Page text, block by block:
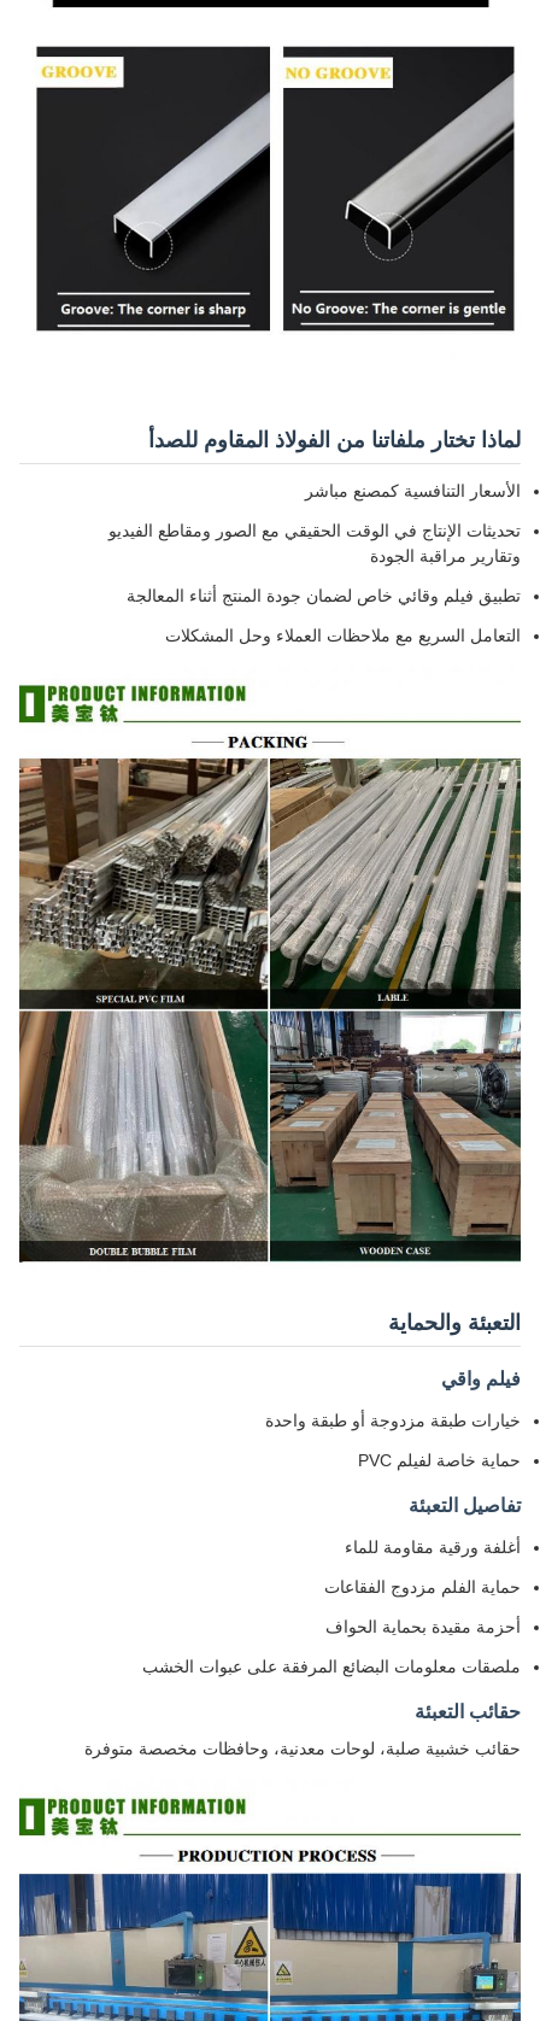
لماذا تختار ملفاتنا من الفولاذ المقاوم للصدأ
الأسعار التنافسية كمصنع مباشر
تحديثات الإنتاج في الوقت الحقيقي مع الصور ومقاطع الفيديو
وتقارير مراقبة الجودة
تطبيق فيلم وقائي خاص لضمان جودة المنتج أثناء المعالجة
التعامل السريع مع ملاحظات العملاء وحل المشكلات
التعبئة والحماية
فيلم واقي
خيارات طبقة مزدوجة أو طبقة واحدة
حماية خاصة لفيلم PVC
تفاصيل التعبئة
أغلفة ورقية مقاومة للماء
حماية الفلم مزدوج الفقاعات
أحزمة مقيدة بحماية الحواف
ملصقات معلومات البضائع المرفقة على عبوات الخشب
حقائب التعبئة
حقائب خشبية صلبة، لوحات معدنية، وحافظات مخصصة متوفرة